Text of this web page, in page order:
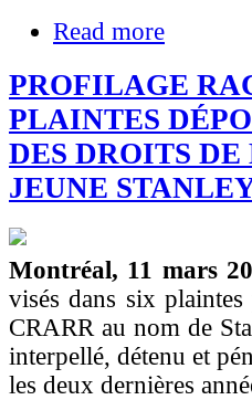
Read more
PROFILAGE
PLAINTES
DES DROITS
JEUNE
Montréal, 11 mars
visés dans six
CRARR au nom de
interpellé, détenu et
les deux dernières